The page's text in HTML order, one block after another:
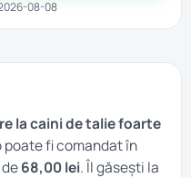
08-08
la caini de talie foarte
poate fi comandat în
68,00 lei. Îl găsești la